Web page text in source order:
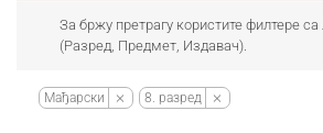
За бржу претрагу користите филтере са
(Разред, Предмет, Издавач).
Мађарски 8. разред